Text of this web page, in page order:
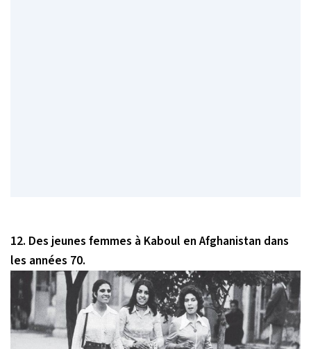
12. Des jeunes femmes à Kaboul en Afghanistan dans
les années 70.